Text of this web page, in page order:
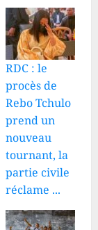
RDC : le
procès de
Rebo Tchulo
prend un
nouveau
tournant, la
partie civile
réclame ...